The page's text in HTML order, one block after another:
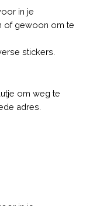
in je
of gewoon om te
stickers.
om weg te
adres.